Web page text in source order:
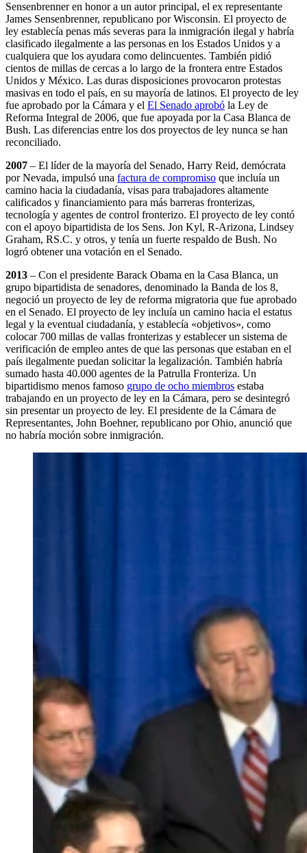
Sensenbrenner en honor a un autor principal, el ex representante
James Sensenbrenner, republicano por Wisconsin. El proyecto de
ley establecía penas más severas para la inmigración ilegal y habría
clasificado ilegalmente a las personas en los Estados Unidos y a
cualquiera que los ayudara como delincuentes. También pidió
cientos de millas de cercas a lo largo de la frontera entre Estados
Unidos y México. Las duras disposiciones provocaron protestas
masivas en todo el país, en su mayoría de latinos. El proyecto de ley
fue aprobado por la Cámara y el El Senado aprobó la Ley de
Reforma Integral de 2006, que fue apoyada por la Casa Blanca de
Bush. Las diferencias entre los dos proyectos de ley nunca se han
reconciliado.
2007 – El líder de la mayoría del Senado, Harry Reid, demócrata
por Nevada, impulsó una factura de compromiso que incluía un
camino hacia la ciudadanía, visas para trabajadores altamente
calificados y financiamiento para más barreras fronterizas,
tecnología y agentes de control fronterizo. El proyecto de ley contó
con el apoyo bipartidista de los Sens. Jon Kyl, R-Arizona, Lindsey
Graham, RS.C. y otros, y tenía un fuerte respaldo de Bush. No
logró obtener una votación en el Senado.
2013 – Con el presidente Barack Obama en la Casa Blanca, un
grupo bipartidista de senadores, denominado la Banda de los 8,
negoció un proyecto de ley de reforma migratoria que fue aprobado
en el Senado. El proyecto de ley incluía un camino hacia el estatus
legal y la eventual ciudadanía, y establecía «objetivos», como
colocar 700 millas de vallas fronterizas y establecer un sistema de
verificación de empleo antes de que las personas que estaban en el
país ilegalmente puedan solicitar la legalización. También habría
sumado hasta 40.000 agentes de la Patrulla Fronteriza. Un
bipartidismo menos famoso grupo de ocho miembros estaba
trabajando en un proyecto de ley en la Cámara, pero se desintegró
sin presentar un proyecto de ley. El presidente de la Cámara de
Representantes, John Boehner, republicano por Ohio, anunció que
no habría moción sobre inmigración.